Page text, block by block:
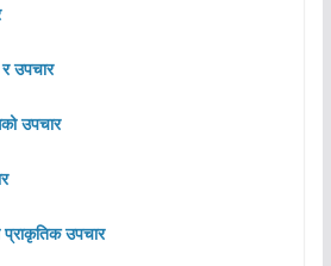
उपचार
उपचार
प्राकृतिक उपचार